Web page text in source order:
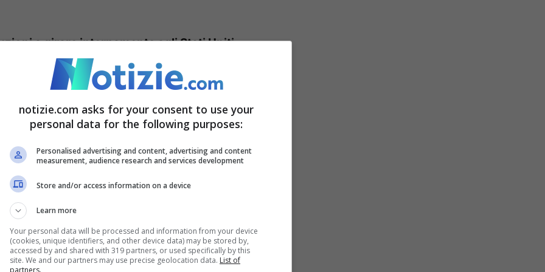
a girare internamente agli Stati Uniti,
di spostare interessi economici all’estero.
una fetta ancor più ampia del mercato
di scelte, ma la situazione potrebbe
per il paese a stelle e strisce.
“Con i dazi, molti
aNotizie.comapprofondendo un discorso
porta spesso, per motivi narrativi e non
notizie.com asks for your consent to use your
personal data for the following purposes:
Personalised advertising and content, advertising and content
measurement, audience research and services development
Store and/or access information on a device
Learn more
Your personal data will be processed and information from your device
(cookies, unique identifiers, and other device data) may be stored by,
accessed by and shared with 319 partners, or used specifically by this
site. We and our partners may use precise geolocation data. List of
partners.